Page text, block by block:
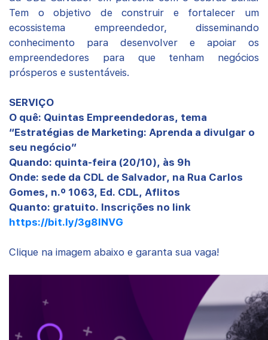
Tem o objetivo de construir e fortalecer um
ecossistema empreendedor, disseminando
conhecimento para desenvolver e apoiar os
empreendedores para que tenham negócios
prósperos e sustentáveis.
SERVIÇO
O quê: Quintas Empreendedoras, tema
“Estratégias de Marketing: Aprenda a divulgar o
seu negócio”
Quando: quinta-feira (20/10), às 9h
Onde: sede da CDL de Salvador, na Rua Carlos
Gomes, n.º 1063, Ed. CDL, Aflitos
Quanto: gratuito. Inscrições no link
https://bit.ly/3g8INVG
Clique na imagem abaixo e garanta sua vaga!